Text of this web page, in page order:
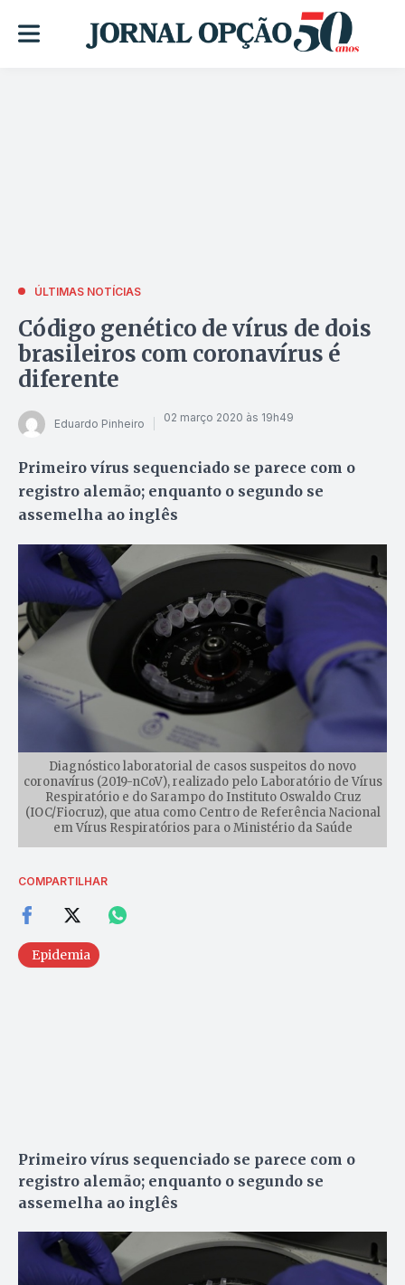
ÚLTIMAS NOTÍCIAS
Código genético de vírus de dois
brasileiros com coronavírus é
diferente
Eduardo Pinheiro 02 março 2020 às 19h49
Primeiro vírus sequenciado se parece com o
registro alemão; enquanto o segundo se
assemelha ao inglês
Diagnóstico laboratorial de casos suspeitos do novo
coronavírus (2019-nCoV), realizado pelo Laboratório de Vírus
Respiratório e do Sarampo do Instituto Oswaldo Cruz
(IOC/Fiocruz), que atua como Centro de Referência Nacional
em Vírus Respiratórios para o Ministério da Saúde
COMPARTILHAR
Epidemia
Primeiro vírus sequenciado se parece com o
registro alemão; enquanto o segundo se
assemelha ao inglês